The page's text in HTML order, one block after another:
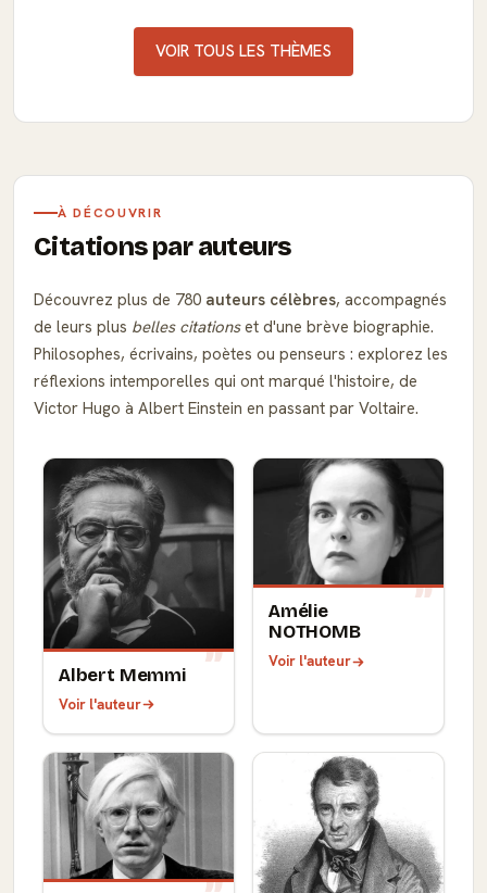
VOIR TOUS LES THÈMES
À DÉCOUVRIR
Citations par auteurs
Découvrez plus de 780 auteurs célèbres, accompagnés
de leurs plus belles citationset d'une brève biographie.
Philosophes, écrivains, poètes ou penseurs : explorez les
réflexions intemporelles qui ont marqué l'histoire, de
Victor Hugo à Albert Einstein en passant par Voltaire.
Albert Memmi
Voir l'auteur
Amélie
NOTHOMB
Voir l'auteur